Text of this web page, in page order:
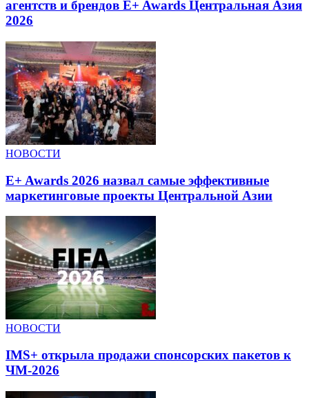
агентств и брендов E+ Awards Центральная Азия
2026
НОВОСТИ
E+ Awards 2026 назвал самые эффективные
маркетинговые проекты Центральной Азии
НОВОСТИ
IMS+ открыла продажи спонсорских пакетов к
ЧМ-2026